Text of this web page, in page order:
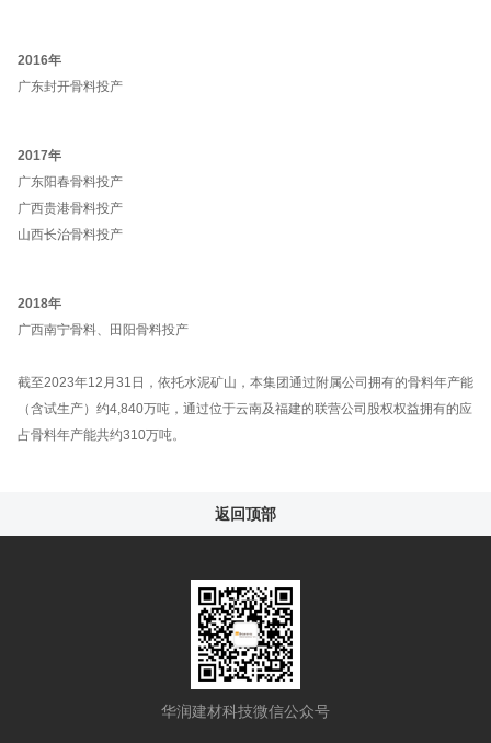
2016年
广东封开骨料投产
2017年
广东阳春骨料投产
广西贵港骨料投产
山西长治骨料投产
2018年
广西南宁骨料、田阳骨料投产
截至2023年12月31日，依托水泥矿山，本集团通过附属公司拥有的骨料年产能
（含试生产）约4,840万吨，通过位于云南及福建的联营公司股权权益拥有的应
占骨料年产能共约310万吨。
返回顶部
华润建材科技微信公众号